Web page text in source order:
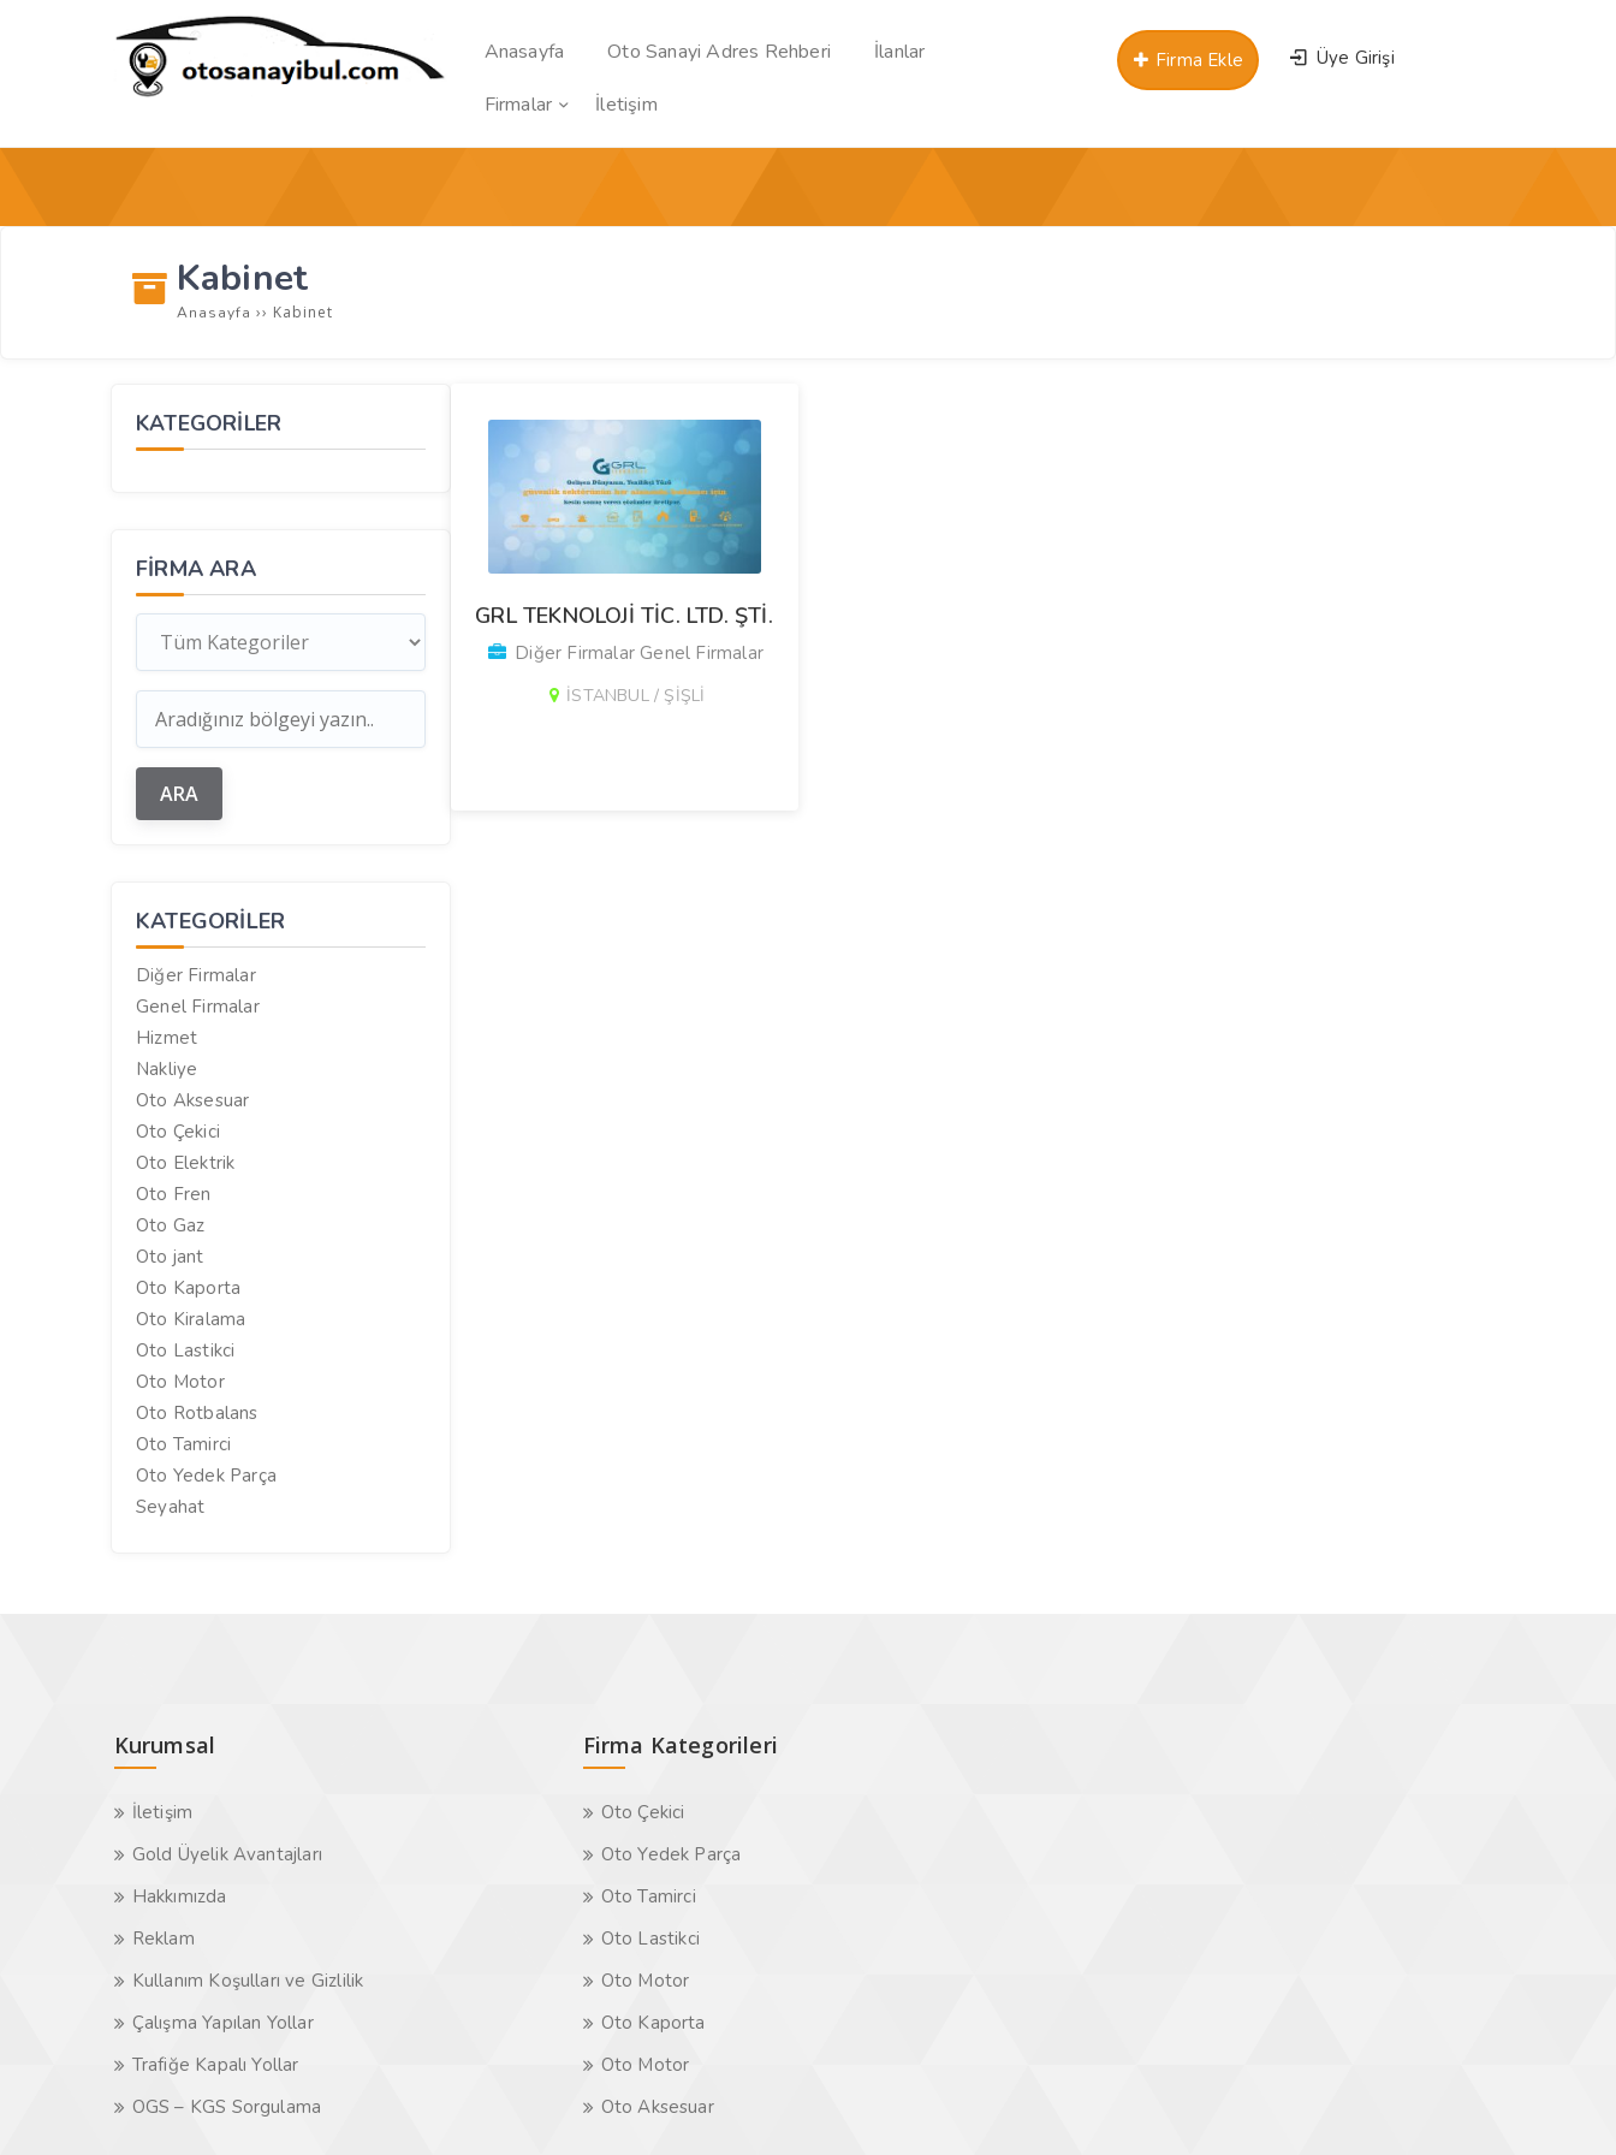
Anasayfa Oto Sanayi Adres Rehberi
İlanlar
Firmalar
İletişim
Üye Girişi
Firma Ekle
Kabinet
Anasayfa ›› Kabinet
KATEGORİLER
FIRMA ARA
KATEGORILER
Diğer Firmalar
Genel Firmalar
Hizmet
Nakliye
Oto Aksesuar
Oto Çekici
Oto Elektrik
Oto Fren
Oto Gaz
Oto jant
Oto Kaporta
Oto Kiralama
Oto Lastikci
Oto Motor
Oto Rotbalans
Oto Tamirci
Oto Yedek Parça
Seyahat
GRL TEKNOLOJİ TİC. LTD. ŞTİ.
Diğer Firmalar Genel Firmalar
İSTANBUL / ŞİŞLİ
Kurumsal
İletişim
Gold Üyelik Avantajları
Hakkımızda
Reklam
Kullanım Koşulları ve Gizlilik
Çalışma Yapılan Yollar
Trafiğe Kapalı Yollar
OGS – KGS Sorgulama
Firma Kategorileri
Oto Çekici
Oto Yedek Parça
Oto Tamirci
Oto Lastikci
Oto Motor
Oto Kaporta
Oto Motor
Oto Aksesuar